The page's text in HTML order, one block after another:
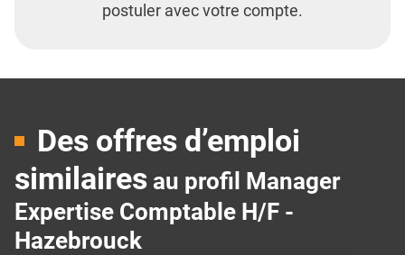
postuler avec votre compte.
Des offres d’emploi
similaires au profil Manager
Expertise Comptable H/F -
Hazebrouck